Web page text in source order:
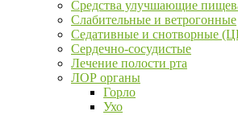
Средства улучшающие
Слабительные и ветрогонные
Седативные и снотворные
Сердечно-сосудистые
Лечение полости рта
ЛОР органы
Горло
Ухо